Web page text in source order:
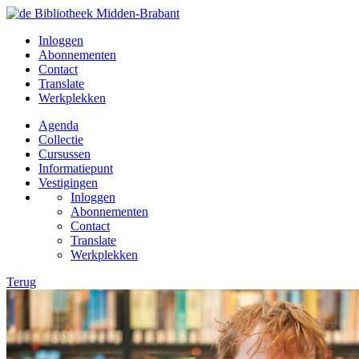
Inloggen
Abonnementen
Contact
Translate
Werkplekken
Agenda
Collectie
Cursussen
Informatiepunt
Vestigingen
Inloggen
Abonnementen
Contact
Translate
Werkplekken
Terug